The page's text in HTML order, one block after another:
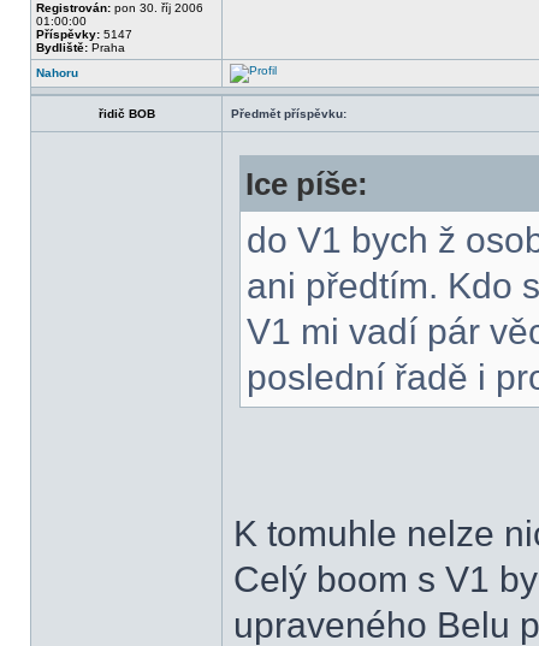
Registrován: pon 30. říj 2006
01:00:00
Příspěvky: 5147
Bydliště: Praha
Nahoru
řidič BOB Předmět příspěvku:
Ice píše:
do V1 bych ž
ani předtím. Kdo
V1 mi vadí pár
poslední řadě i
K tomuhle nelze
Celý boom s V1
upraveného Belu